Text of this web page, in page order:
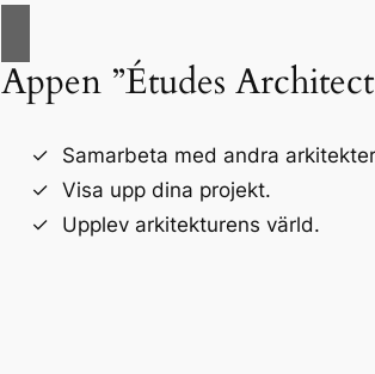
Appen ”Études
Samarbeta med andra
Visa upp dina projekt.
Upplev arkitekturens värld.